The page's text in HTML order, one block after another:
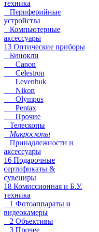
техника
Периферийные
устройства
Компьютерные
аксессуары
13 Оптические приборы
Бинокли
Canon
Celestron
Levenhuk
Nikon
Olympus
Pentax
Прочие
Телескопы
Микроскопы
Принадлежности и
аксессуары
16 Подарочные
сертификаты &
сувениры
18 Комиссионная и Б.У.
техника
1 Фотоаппараты и
видеокамеры
2 Объективы
3 Прочее